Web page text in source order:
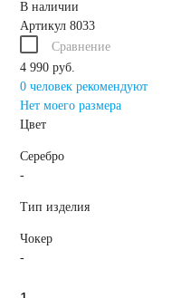
В наличии
Артикул 8033
Сравнение
4 990 руб.
0 человек рекомендуют
Нет моего размера
Цвет
Серебро
-
Тип изделия
Чокер
-